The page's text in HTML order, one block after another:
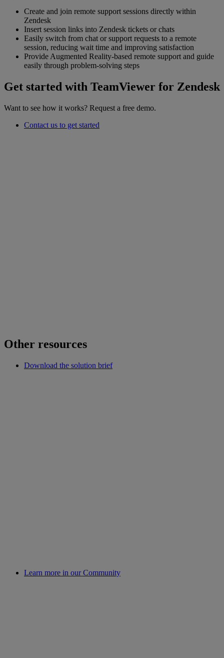
Create and join remote support sessions directly within
Zendesk
Insert session links into Zendesk tickets or chats
Easily switch from chat or support requests to a remote
session, reducing wait time and improving satisfaction
Provide Augmented Reality-based remote support and guide
easily through problem-solving steps
Get started with TeamViewer for Zendesk
Want to see how it works? Request a free demo.
Contact us to get started
Other resources
Download the solution brief
Learn more in our Community